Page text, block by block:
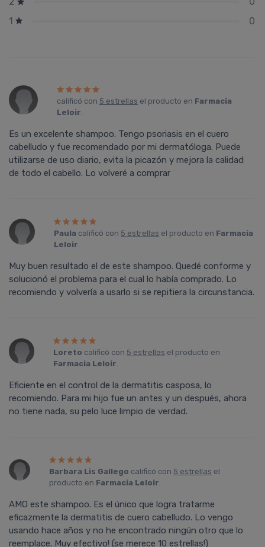
1
0
calificó con 5 estrellas el producto en Farmacia
Leloir.
Es un excelente shampoo. Tengo psoriasis en el cuero
cabelludo y fue recomendado por mi dermatóloga. Puede
utilizarse de uso diario, evita la picazón y mejora la calidad
de todo el cabello. Lo volveré a comprar
Paula calificó con 5 estrellas el producto en Farmacia
Leloir.
Muy buen resultado el de este shampoo. Quedé conforme y
solucionó el problema para el cual lo había comprado. Lo
recomiendo y volvería a usarlo si se repitiera la circunstancia.
Loreto calificó con 5 estrellas el producto en
Farmacia Leloir.
Eficiente en el control de la dermatitis casposa, lo
recomiendo. Para mi hijo fue un antes y un después, ahora
no tiene nada, su pelo luce limpio de verdad.
Barbara Lis Gallego calificó con 5 estrellas el
producto en Farmacia Leloir.
AMO este shampoo. Es el único que logra tratarme
eficazmente la dermatitis de cuero cabelludo. Lo vengo
usando hace años y no he encontrado ningún otro que lo
reemplace. Muy efectivo! (se merece 10 estrellas!)